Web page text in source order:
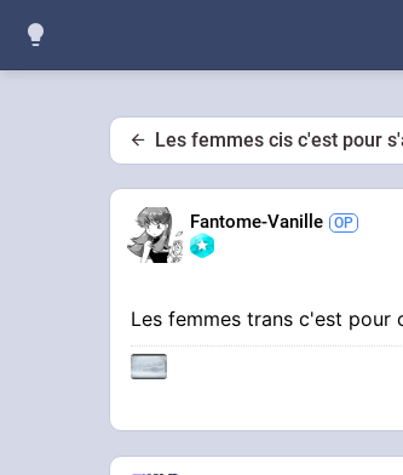
Les femmes cis c'est pour
Fantome-Vanille
Les femmes trans c'est pour